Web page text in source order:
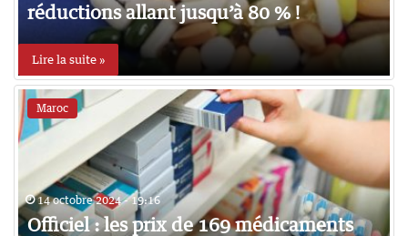
réductions allant jusqu’à 80 % !
Lire la suite »
Maroc
14 octobre 2024 - 19:16
Officiel : les prix de 169 médicaments